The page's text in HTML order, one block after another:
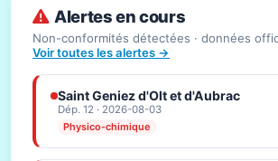
Alertes en cours
Non-conformités détectées · données
Voir toutes les alertes →
Saint Geniez d'Olt et d'Aubrac
Dép. 12 · 2026-08-03
Physico-chimique